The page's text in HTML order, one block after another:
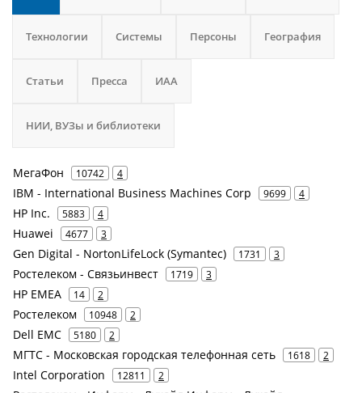
Технологии Системы Персоны География
Статьи Пресса ИАА
НИИ, ВУЗы и библиотеки
МегаФон 10742 4
IBM - International Business Machines Corp 9699 4
HP Inc. 5883 4
Huawei 4677 3
Gen Digital - NortonLifeLock (Symantec) 1731 3
Ростелеком - Связьинвест 1719 3
HP EMEA 14 2
Ростелеком 10948 2
Dell EMC 5180 2
МГТС - Московская городская телефонная сеть 1618 2
Intel Corporation 12811 2